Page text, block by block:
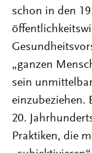
schon in den
„ganzen
sein
einzubeziehen.
20.
Praktiken, die